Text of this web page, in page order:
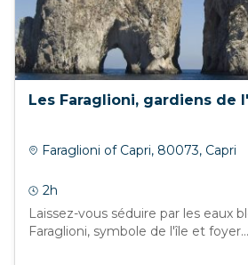
Les Faraglioni, gardiens de
Faraglioni of Capri, 80073, Capri
2h
Laissez-vous séduire par les eaux
Faraglioni, symbole de l'île et foyer...